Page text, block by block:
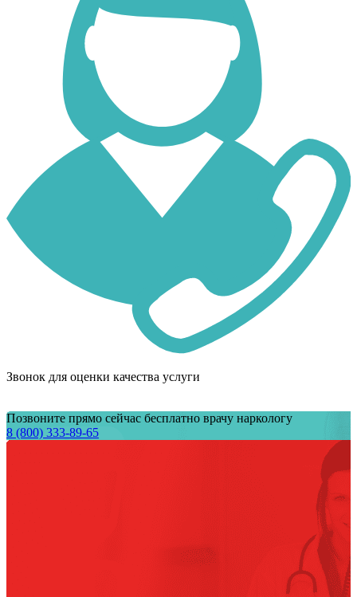
Звонок для оценки качества услуги
Позвоните прямо сейчас бесплатно врачу наркологу
8 (800) 333-89-65